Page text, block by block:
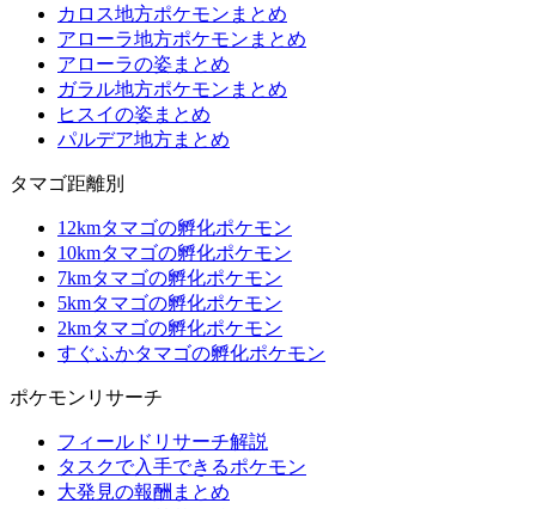
カロス地方ポケモンまとめ
アローラ地方ポケモンまとめ
アローラの姿まとめ
ガラル地方ポケモンまとめ
ヒスイの姿まとめ
パルデア地方まとめ
タマゴ距離別
12kmタマゴの孵化ポケモン
10kmタマゴの孵化ポケモン
7kmタマゴの孵化ポケモン
5kmタマゴの孵化ポケモン
2kmタマゴの孵化ポケモン
すぐふかタマゴの孵化ポケモン
ポケモンリサーチ
フィールドリサーチ解説
タスクで入手できるポケモン
大発見の報酬まとめ